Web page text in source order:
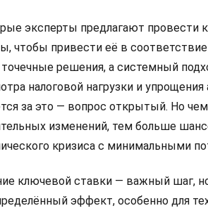
эксперты предлагают провести
чтобы привести её в
решения, а системный
налоговой нагрузки и
за это — вопрос открытый. Но
изменений, тем больше
кризиса с минимальными
ключевой ставки — важный шаг,
эффект, особенно для